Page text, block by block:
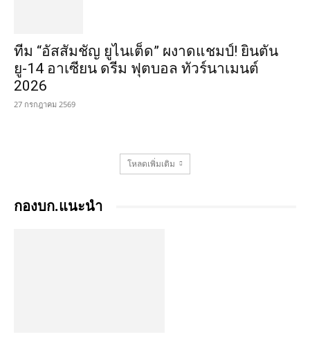
ทีม “อัสสัมชัญ ยูไนเต็ด” ผงาดแชมป์! ยินตัน
ยู-14 อาเซียน ดรีม ฟุตบอล ทัวร์นาเมนต์
2026
27 กรกฎาคม 2569
โหลดเพิ่มเติม
กองบก.แนะนำ